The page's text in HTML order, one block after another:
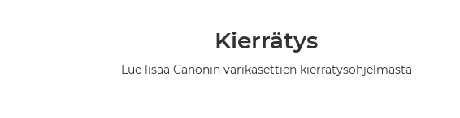
Kierrätys
Lue lisää Canonin värikasettien kierrätysohjelmasta